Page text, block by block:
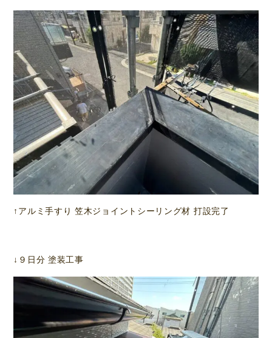
↑アルミ手すり 笠木ジョイントシーリング材 打設完了
↓９日分 塗装工事